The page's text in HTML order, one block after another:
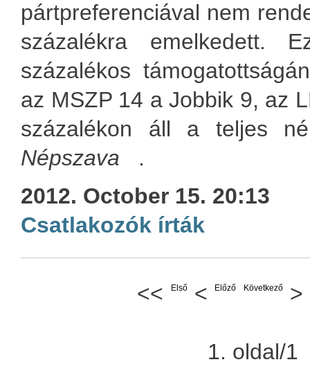
pártpreferenciával nem
százalékra emelkedett.
százalékos
az MSZP 14 a Jobbik 9, az
százalékon áll a teljes
Népszava .
2012. October 15. 20:13
Csatlakozók írták
<< Első < Előző Következő >
1. oldal/1